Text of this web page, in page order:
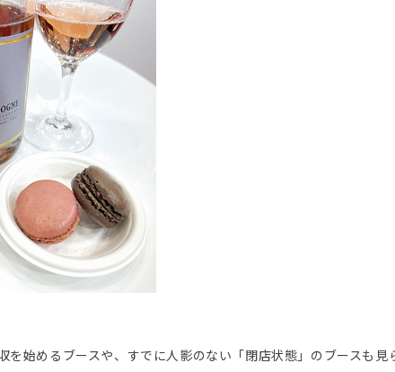
始めるブースや、すでに人影のない「閉店状態」のブースも見